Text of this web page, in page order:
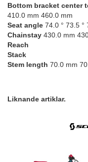
Bottom bracket center
410.0 mm 460.0 mm
Seat angle 74.0 ° 73.5 °
Chainstay 430.0 mm
Reach
Stack
Stem length 70.0 mm
Liknande artiklar.